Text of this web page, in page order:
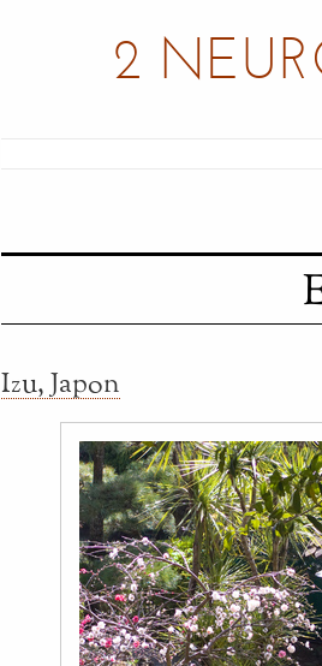
2
Izu, Japon